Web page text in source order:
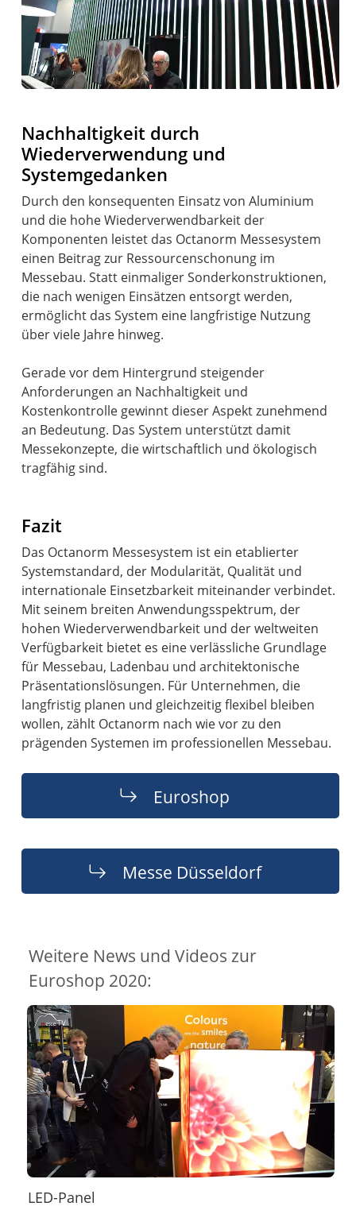
Nachhaltigkeit durch
Wiederverwendung und
Systemgedanken
Durch den konsequenten Einsatz von Aluminium
und die hohe Wiederverwendbarkeit der
Komponenten leistet das Octanorm Messesystem
einen Beitrag zur Ressourcenschonung im
Messebau. Statt einmaliger Sonderkonstruktionen,
die nach wenigen Einsätzen entsorgt werden,
ermöglicht das System eine langfristige Nutzung
über viele Jahre hinweg.
Gerade vor dem Hintergrund steigender
Anforderungen an Nachhaltigkeit und
Kostenkontrolle gewinnt dieser Aspekt zunehmend
an Bedeutung. Das System unterstützt damit
Messekonzepte, die wirtschaftlich und ökologisch
tragfähig sind.
Fazit
Das Octanorm Messesystem ist ein etablierter
Systemstandard, der Modularität, Qualität und
internationale Einsetzbarkeit miteinander verbindet.
Mit seinem breiten Anwendungsspektrum, der
hohen Wiederverwendbarkeit und der weltweiten
Verfügbarkeit bietet es eine verlässliche Grundlage
für Messebau, Ladenbau und architektonische
Präsentationslösungen. Für Unternehmen, die
langfristig planen und gleichzeitig flexibel bleiben
wollen, zählt Octanorm nach wie vor zu den
prägenden Systemen im professionellen Messebau.
Euroshop
Messe Düsseldorf
Weitere News und Videos zur
Euroshop 2020:
LED-Panel